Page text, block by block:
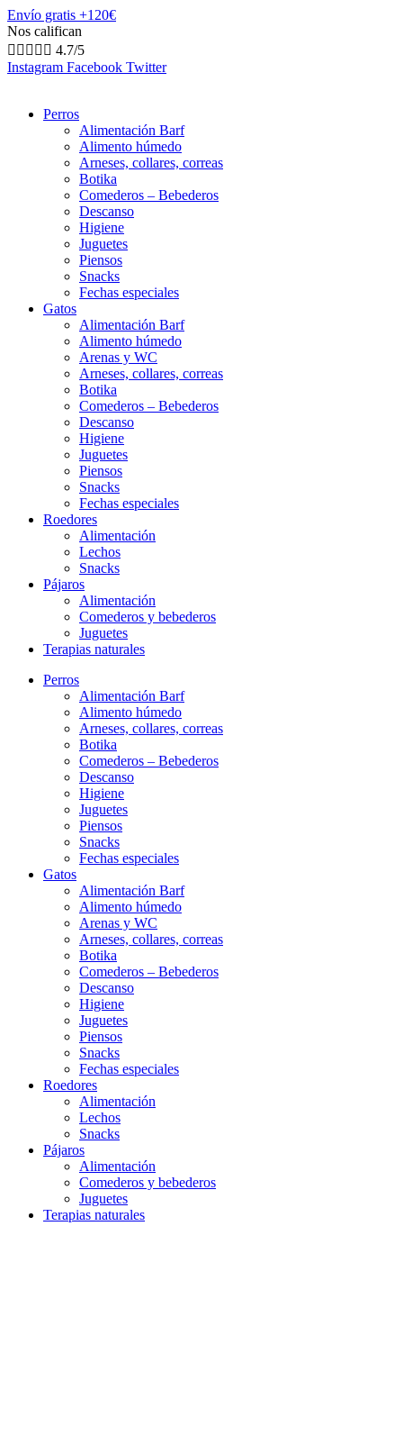
Envío gratis +120€
Nos califican
     4.7/5
Instagram Facebook Twitter
Perros
Alimentación Barf
Alimento húmedo
Arneses, collares, correas
Botika
Comederos – Bebederos
Descanso
Higiene
Juguetes
Piensos
Snacks
Fechas especiales
Gatos
Alimentación Barf
Alimento húmedo
Arenas y WC
Arneses, collares, correas
Botika
Comederos – Bebederos
Descanso
Higiene
Juguetes
Piensos
Snacks
Fechas especiales
Roedores
Alimentación
Lechos
Snacks
Pájaros
Alimentación
Comederos y bebederos
Juguetes
Terapias naturales
Perros
Alimentación Barf
Alimento húmedo
Arneses, collares, correas
Botika
Comederos – Bebederos
Descanso
Higiene
Juguetes
Piensos
Snacks
Fechas especiales
Gatos
Alimentación Barf
Alimento húmedo
Arenas y WC
Arneses, collares, correas
Botika
Comederos – Bebederos
Descanso
Higiene
Juguetes
Piensos
Snacks
Fechas especiales
Roedores
Alimentación
Lechos
Snacks
Pájaros
Alimentación
Comederos y bebederos
Juguetes
Terapias naturales